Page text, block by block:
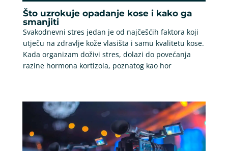
Što uzrokuje opadanje kose i kako ga
smanjiti
Svakodnevni stres jedan je od najčešćih faktora koji
utječu na zdravlje kože vlasišta i samu kvalitetu kose.
Kada organizam doživi stres, dolazi do povećanja
razine hormona kortizola, poznatog kao hor